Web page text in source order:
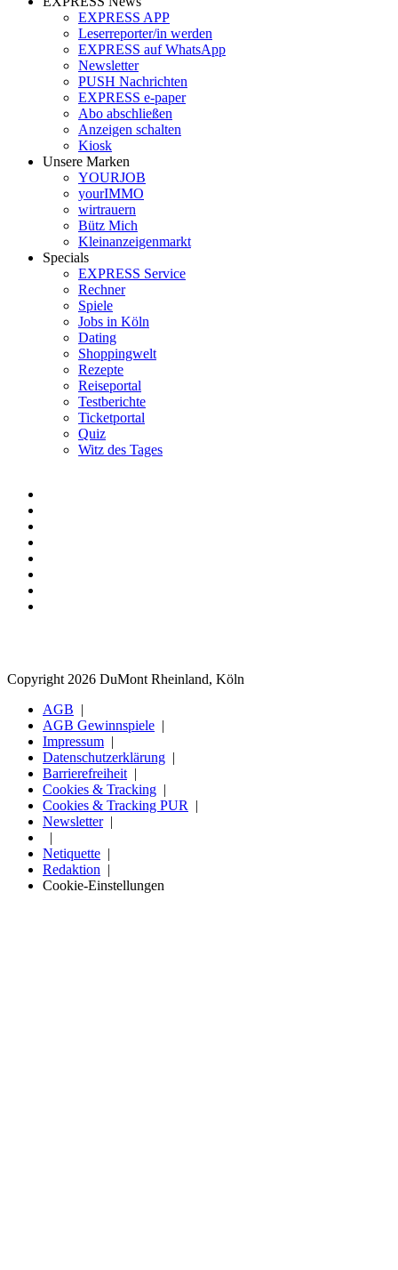
EXPRESS APP
Leserreporter/in werden
EXPRESS auf WhatsApp
Newsletter
PUSH Nachrichten
EXPRESS e-paper
Abo abschließen
Anzeigen schalten
Kiosk
Unsere Marken
YOURJOB
yourIMMO
wirtrauern
Bütz Mich
Kleinanzeigenmarkt
Specials
EXPRESS Service
Rechner
Spiele
Jobs in Köln
Dating
Shoppingwelt
Rezepte
Reiseportal
Testberichte
Ticketportal
Quiz
Witz des Tages
Copyright 2026 DuMont Rheinland, Köln
AGB
AGB Gewinnspiele
Impressum
Datenschutzerklärung
Barrierefreiheit
Cookies & Tracking
Cookies & Tracking PUR
Newsletter
Netiquette
Redaktion
Cookie-Einstellungen